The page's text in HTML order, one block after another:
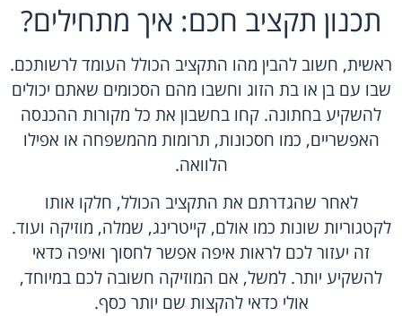
תכנון תקציב חכם: איך מתחילים?
ראשית, חשוב להבין מהו התקציב הכולל העומד לרשותכם.
שבו עם בן או בת הזוג וחשבו מהם הסכומים שאתם יכולים
להשקיע בחתונה. קחו בחשבון את כל מקורות ההכנסה
האפשריים, כמו חסכונות, תרומות מהמשפחה או אפילו
הלוואה.
לאחר שהגדרתם את התקציב הכולל, חלקו אותו
לקטגוריות שונות כמו אולם, קייטרינג, שמלה, מוזיקה ועוד.
זה יעזור לכם לראות איפה אפשר לחסוך ואיפה כדאי
להשקיע יותר. למשל, אם המוזיקה חשובה לכם במיוחד,
אולי כדאי להקצות שם יותר כסף.